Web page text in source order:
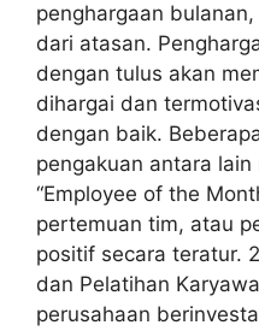
penghargaan
dari atasan.
dengan tulus akan
dihargai dan
dengan baik.
pengakuan antara lain
“Employee of the
pertemuan tim, atau
positif secara teratur.
dan Pelatihan
perusahaan